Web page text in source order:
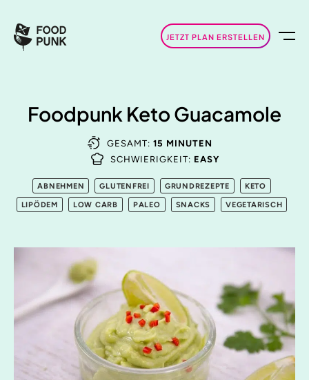
JETZT PLAN ERSTELLEN
Foodpunk Keto Guacamole
GESAMT: 15 MINUTEN
SCHWIERIGKEIT: EASY
ABNEHMEN GLUTENFREI GRUNDREZEPTE KETO
LIPÖDEM LOW CARB PALEO SNACKS VEGETARISCH